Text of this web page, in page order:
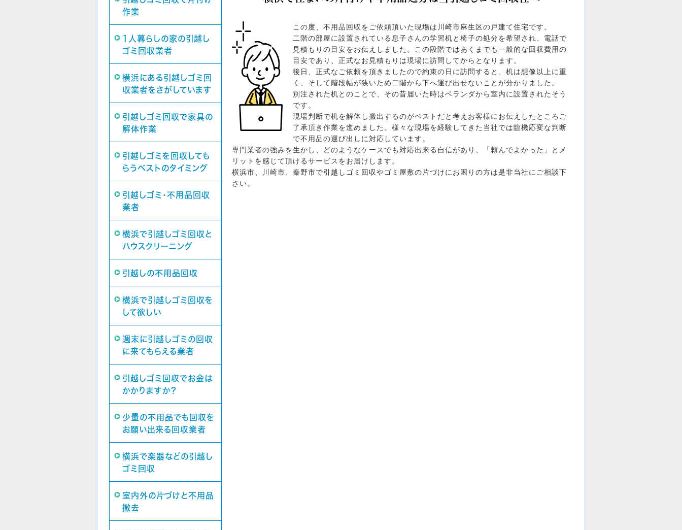
作業
1人暮らしの家の引越し
ゴミ回収業者
横浜にある引越しゴミ回
収業者をさがしています
引越しゴミ回収で家具の
解体作業
引越しゴミを回収しても
らうベストのタイミング
引越しゴミ・不用品回収
業者
横浜で引越しゴミ回収と
ハウスクリーニング
引越しの不用品回収
横浜で引越しゴミ回収を
して欲しい
週末に引越しゴミの回収
に来てもらえる業者
引越しゴミ回収でお金は
かかりますか？
少量の不用品でも回収を
お願い出来る回収業者
横浜で楽器などの引越し
ゴミ回収
室内外の片づけと不用品
撤去
この度、不用品回収をご依頼頂いた現場は川崎市麻生区の戸建て住宅です。
二階の部屋に設置されている息子さんの学習机と椅子の処分を希望され、電話で
見積もりの目安をお伝えしました。この段階ではあくまでも一般的な回収費用の
目安であり、正式なお見積もりは現場に訪問してからとなります。
後日、正式なご依頼を頂きましたので約束の日に訪問すると、机は想像以上に重
く、そして階段幅が狭いため二階から下へ運び出せないことが分かりました。
別注された机とのことで、その昔届いた時はベランダから室内に設置されたそう
です。
現場判断で机を解体し搬出するのがベストだと考えお客様にお伝えしたところご
了承頂き作業を進めました。様々な現場を経験してきた当社では臨機応変な判断
で不用品の運び出しに対応しています。
専門業者の強みを生かし、どのようなケースでも対応出来る自信があり、「頼んでよかった」とメ
リットを感じて頂けるサービスをお届けします。
横浜市、川崎市、秦野市で引越しゴミ回収やゴミ屋敷の片づけにお困りの方は是非当社にご相談下
さい。